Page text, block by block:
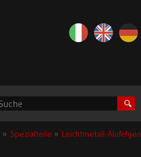
» Spezialteile » Leichtmetall-Alufelgen